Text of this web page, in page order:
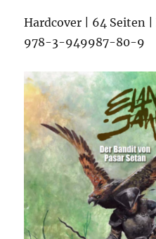
Hardcover | 64 Seiten
978-3-949987-80-9